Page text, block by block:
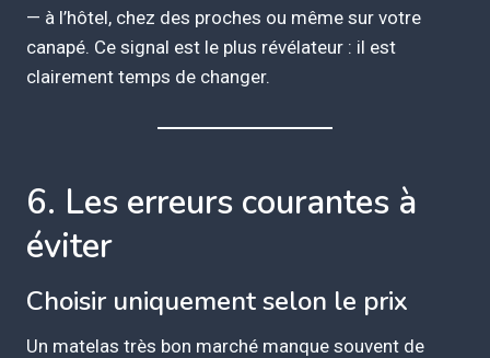
— à l’hôtel, chez des proches ou même sur votre
canapé. Ce signal est le plus révélateur : il est
clairement temps de changer.
6. Les erreurs courantes à
éviter
Choisir uniquement selon le prix
Un matelas très bon marché manque souvent de